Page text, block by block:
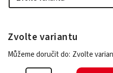
Zvolte variantu
Můžeme doručit do: Zvolte